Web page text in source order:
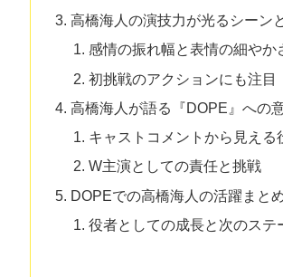
高橋海人の演技力が光るシーン
感情の振れ幅と表情の細やか
初挑戦のアクションにも注目
高橋海人が語る『DOPE』への
キャストコメントから見える
W主演としての責任と挑戦
DOPEでの高橋海人の活躍まと
役者としての成長と次のステ